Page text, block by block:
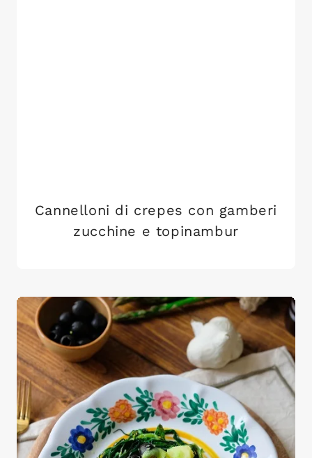
Cannelloni di crepes con gamberi
zucchine e topinambur